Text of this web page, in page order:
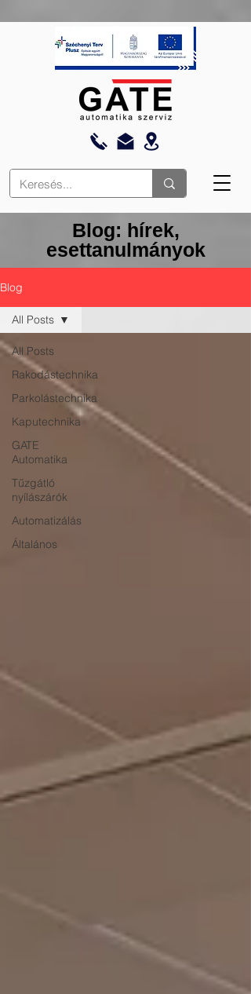
Blog: hírek,
esettanulmányok
Blog
All Posts
Rakodástechnika
Parkolástechnika
Kaputechnika
GATE
Automatika
Tűzgátló
nyílászárók
Automatizálás
Általános
All Posts